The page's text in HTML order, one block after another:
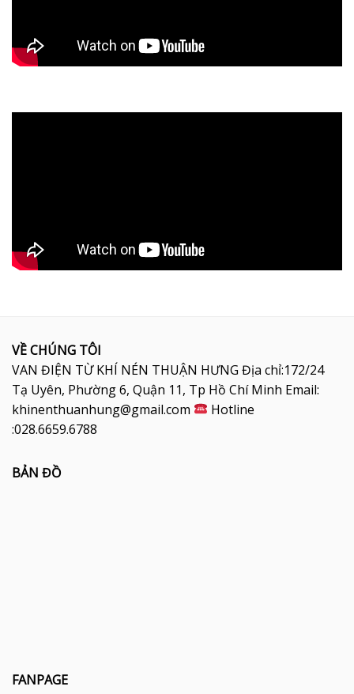
VỀ CHÚNG TÔI
VAN ĐIỆN TỪ KHÍ NÉN THUẬN HƯNG Địa chỉ:172/24
Tạ Uyên, Phường 6, Quận 11, Tp Hồ Chí Minh Email:
khinenthuanhung@gmail.com
Hotline
:028.6659.6788
BẢN ĐỒ
FANPAGE